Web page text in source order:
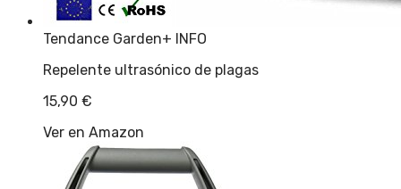
Tendance Garden+ INFO
Repelente ultrasónico de plagas
15,90 €
Ver en Amazon